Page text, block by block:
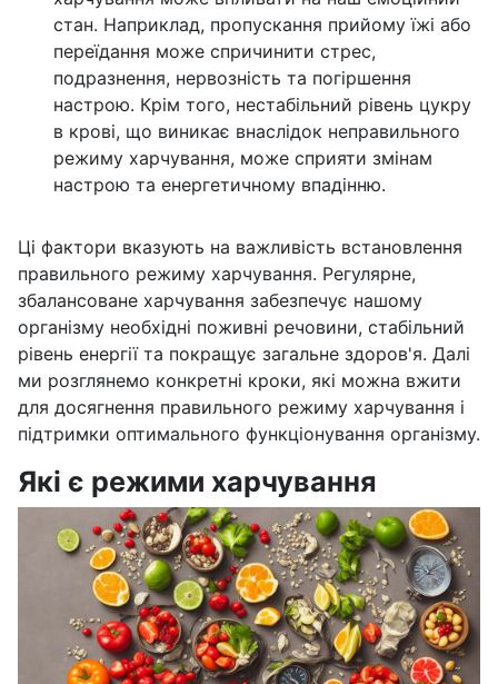
стан. Наприклад, пропускання прийому їжі або
переїдання може спричинити стрес,
подразнення, нервозність та погіршення
настрою. Крім того, нестабільний рівень цукру
в крові, що виникає внаслідок неправильного
режиму харчування, може сприяти змінам
настрою та енергетичному впадінню.
Ці фактори вказують на важливість встановлення
правильного режиму харчування. Регулярне,
збалансоване харчування забезпечує нашому
організму необхідні поживні речовини, стабільний
рівень енергії та покращує загальне здоров'я. Далі
ми розглянемо конкретні кроки, які можна вжити
для досягнення правильного режиму харчування і
підтримки оптимального функціонування організму.
Які є режими харчування